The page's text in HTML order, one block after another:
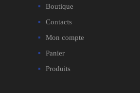
Boutique
Contacts
Mon compte
Panier
Produits